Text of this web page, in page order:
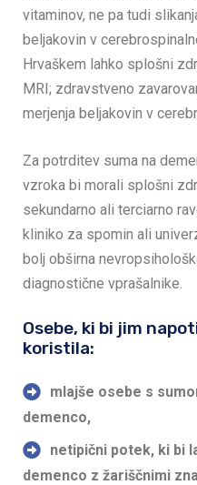
vitaminov, ne pa tudi
beljakovin v
Hrvaškem lahko splošni
MRI; zdravstveno
merjenja beljakovin v
Za potrditev suma na
vzroka bi morali splošni
sekundarno ali terciarno
kliniko za spomin ali
bolj obširna
diagnostične vprašalnike.
Osebe, ki bi jim
koristila:
mlajše osebe s
demenco,
netipični potek, ki bi
demenco z žariščnimi